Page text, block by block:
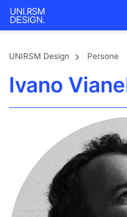
UNIRSM Design Persone
Ivano